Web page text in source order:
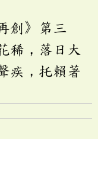
創》第三
稀，落日大
疾，托賴著